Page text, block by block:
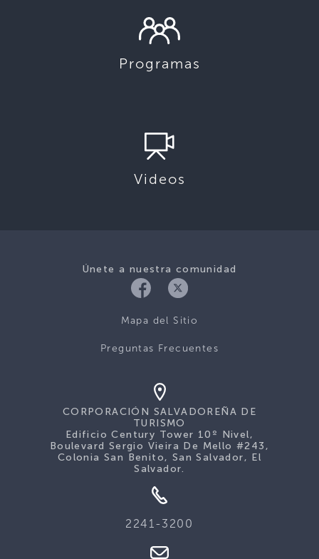
Programas
Videos
Únete a nuestra comunidad
Mapa del Sitio
Preguntas Frecuentes
CORPORACIÓN SALVADOREÑA DE
TURISMO
Edificio Century Tower 10º Nivel,
Boulevard Sergio Vieira De Mello #243,
Colonia San Benito, San Salvador, El
Salvador.
2241-3200